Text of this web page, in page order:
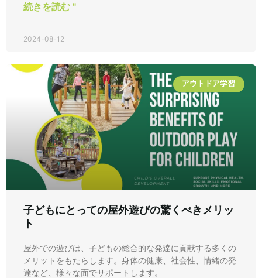
続きを読む "
2024-08-12
アウトドア学習
子どもにとっての屋外遊びの驚くべきメリッ
ト
屋外での遊びは、子どもの総合的な発達に貢献する多くの
メリットをもたらします。身体の健康、社会性、情緒の発
達など、様々な面でサポートします。